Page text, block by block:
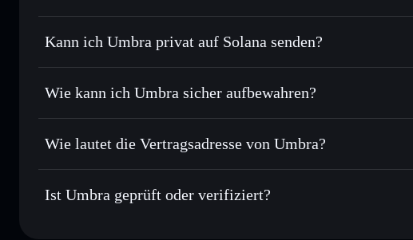
Umbra
Solflare-Wallet
Sofort tauschen– handle UMBRA gegen SOL, USDC oder
Durchschnittskosteneffekt nutzen– Schritt für Schritt per
Privat senden– übertrage UMBRA, ohne Wallets öffentlich zu
Privacy Aggregators
kontrollierst
Kann ich Umbra privat auf Solana senden?
Solflare-Wallet Privacy Aggregator
Wie kann ich Umbra sicher aufbewahren?
Umbra nicht
Privacy Aggregator
Wie lautet die Vertragsadresse von Umbra?
Umbra
PRVT6TB7uss3FrUd2D9xs2zqDBsa3GbMJMwCQsgmeta
Ist Umbra geprüft oder verifiziert?